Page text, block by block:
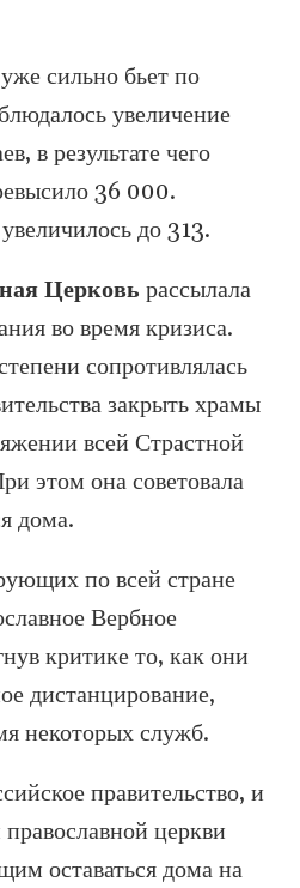
сильно бьет по
увеличение
в результате чего
36 000.
до 313.
Церковь рассылала
во время кризиса.
сопротивлялась
закрыть храмы
всей Страстной
этом она советовала
дома.
по всей стране
Вербное
критике то, как они
дистанцирование,
некоторых служб.
правительство, и
церкви
оставаться дома на